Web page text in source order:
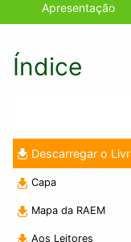
Apresentação
Índice
Descarregar o
Capa
Mapa da RAEM
Aos Leitores